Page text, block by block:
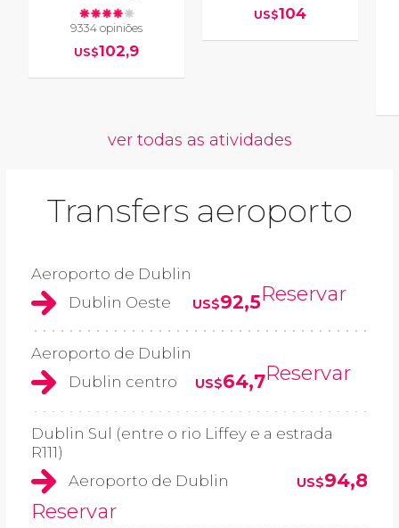
9334 opiniões
US$102,9
US$104
ver todas as atividades
Transfers aeroporto
Aeroporto de Dublin
Dublin Oeste
US$92,5Reservar
Aeroporto de Dublin
Dublin centro
US$64,7Reservar
Dublin Sul (entre o rio Liffey e a estrada
R111)
Aeroporto de Dublin
US$94,8
Reservar